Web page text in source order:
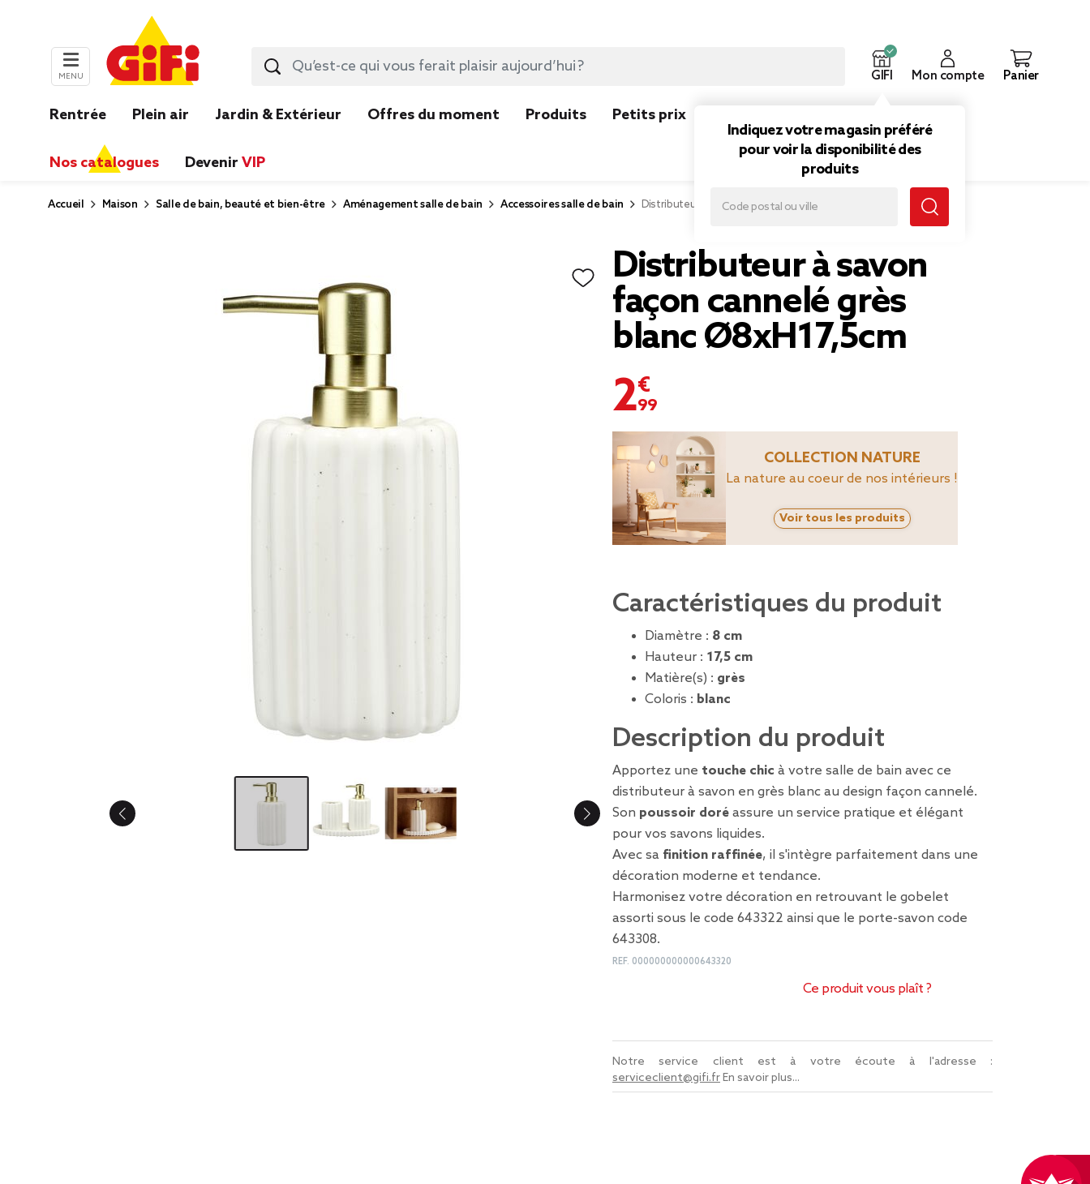
MENU GIFI
Indiquez votre magasin préféré
pour voir la disponibilité des
produits
Mon compte Panier
Rentrée Plein air Jardin & Extérieur Offres du moment Produits Petits prix
Nos catalogues Devenir VIP
Accueil Maison Salle de bain, beauté et bien-être Aménagement salle de bain Accessoires salle de bain Distributeur à savon façon cannelé grès blanc Ø8xH17,5cm
Distributeur à savon
façon cannelé grès
blanc Ø8xH17,5cm
2,99 €
COLLECTION NATURE
La nature au coeur de nos intérieurs !
Voir tous les produits
Caractéristiques du produit
Diamètre : 8 cm
Hauteur : 17,5 cm
Matière(s) : grès
Coloris : blanc
Description du produit
Apportez une touche chic à votre salle de bain avec ce
distributeur à savon en grès blanc au design façon cannelé.
Son poussoir doré assure un service pratique et élégant
pour vos savons liquides.
Avec sa finition raffinée, il s'intègre parfaitement dans une
décoration moderne et tendance.
Harmonisez votre décoration en retrouvant le gobelet
assorti sous le code 643322 ainsi que le porte-savon code
643308.
REF. 000000000000643320
Ce produit vous plaît ?
Notre service client est à votre écoute à l'adresse :
serviceclient@gifi.frEn savoir plus...